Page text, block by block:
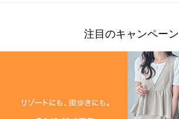
注目のキャンペーン